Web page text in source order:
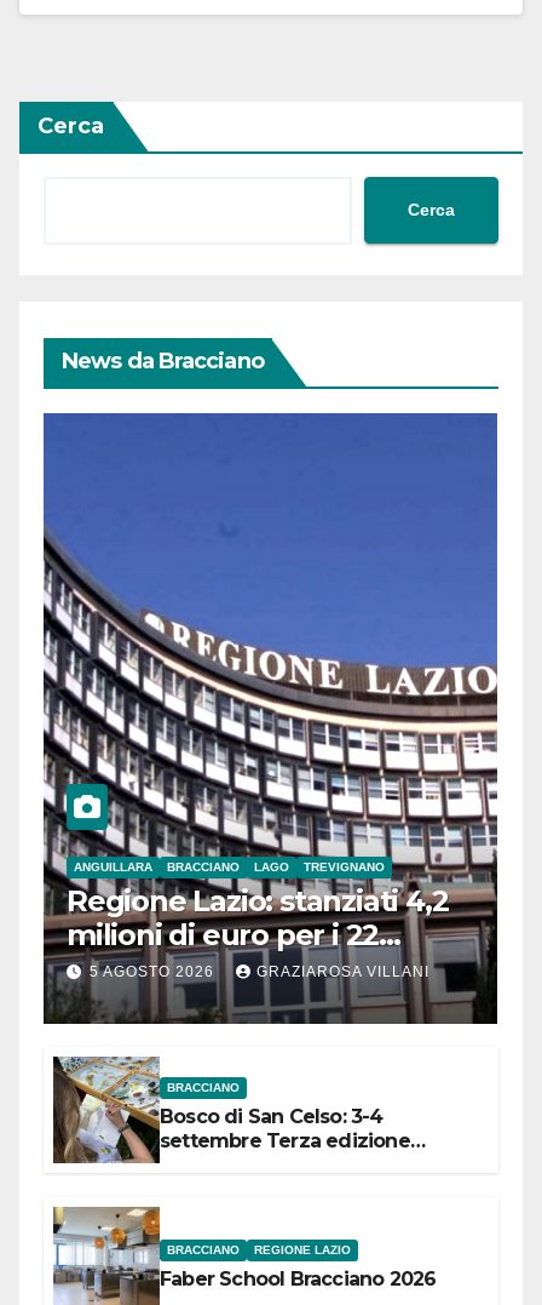
Cerca
Cerca
News da Bracciano
ANGUILLARA BRACCIANO LAGO TREVIGNANO
Regione Lazio: stanziati 4,2
milioni di euro per i 22
Comuni dell’Etruria
Meridionale
5 AGOSTO 2026 GRAZIAROSA VILLANI
BRACCIANO
Bosco di San Celso: 3-4
settembre Terza edizione
BRACCIANO REGIONE LAZIO
Faber School Bracciano 2026